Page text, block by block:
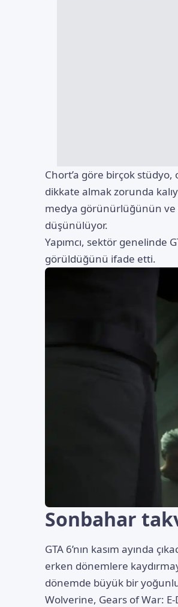
Chort’a göre birçok stüdyo,
dikkate almak zorunda
medya görünürlüğünün ve
düşünülüyor.
Yapımcı, sektör genelinde
görüldüğünü ifade etti.
Sonbahar
GTA 6’nın kasım ayında
erken dönemlere
dönemde büyük bir
Wolverine, Gears of War: